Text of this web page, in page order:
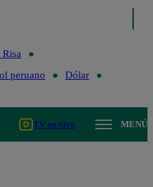
peruano
Dólar
TV en vivo MENÚ